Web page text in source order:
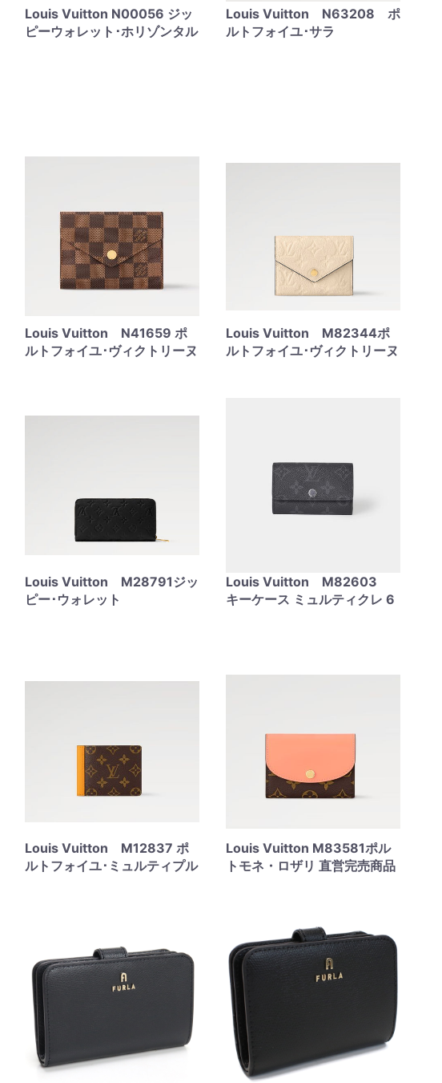
Louis Vuitton N00056 ジッ
ピーウォレット･ホリゾンタル
Louis Vuitton N63208 ポ
ルトフォイユ･サラ
Louis Vuitton N41659 ポ
ルトフォイユ･ヴィクトリーヌ
Louis Vuitton M82344ポ
ルトフォイユ･ヴィクトリーヌ
Louis Vuitton M28791ジッ
ピー･ウォレット
Louis Vuitton M82603
キーケース ミュルティクレ 6
Louis Vuitton M12837 ポ
ルトフォイユ･ミュルティプル
Louis Vuitton M83581ポル
トモネ・ロザリ 直営完売商品